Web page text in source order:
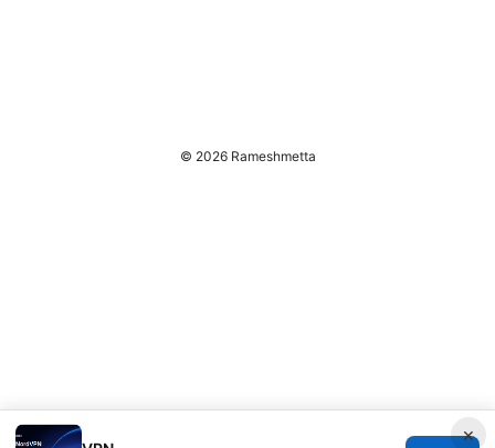
×
© 2026 Rameshmetta